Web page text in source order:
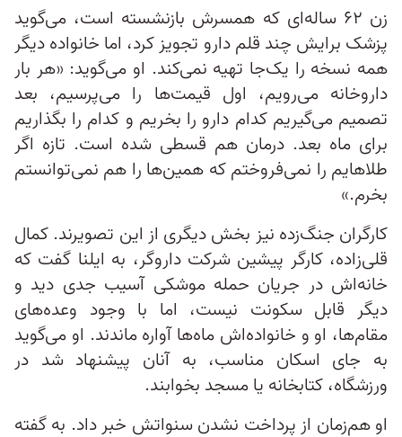
زن ۶۲ ساله‌ای که همسرش بازنشسته است، می‌گوید
پزشک برایش چند قلم دارو تجویز کرد، اما خانواده دیگر
همه نسخه را یک‌جا تهیه نمی‌کند. او می‌گوید: «هر بار
داروخانه می‌رویم، اول قیمت‌ها را می‌پرسیم، بعد
تصمیم می‌گیریم کدام دارو را بخریم و کدام را بگذاریم
برای ماه بعد. درمان هم قسطی شده است. تازه اگر
طلاهایم را نمی‌فروختم که همین‌ها را هم نمی‌توانستم
بخرم.»
کارگران جنگ‌زده نیز بخش دیگری از این تصویرند. کمال
قلی‌زاده، کارگر پیشین شرکت داروگر، به ایلنا گفت که
خانه‌اش در جریان حمله موشکی آسیب جدی دید و
دیگر قابل سکونت نیست، اما با وجود وعده‌های
مقام‌ها، او و خانواده‌اش ماه‌ها آواره ماندند. او می‌گوید
به جای اسکان مناسب، به آنان پیشنهاد شد در
ورزشگاه، کتابخانه یا مسجد بخوابند.
او هم‌زمان از پرداخت نشدن سنواتش خبر داد. به گفته